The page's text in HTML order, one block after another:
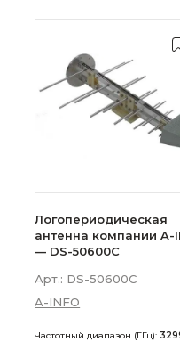
Логопериодическая
антенна компании A-
— DS-50600C
Арт.: DS-50600C
A-INFO
Частотный диапазон (ГГц):